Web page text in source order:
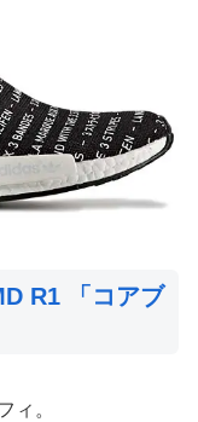
R1 「コアブ
ィ。